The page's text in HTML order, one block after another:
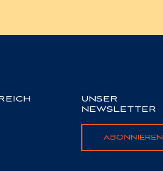
UNSER
NEWSLETTER
ABONNIEREN